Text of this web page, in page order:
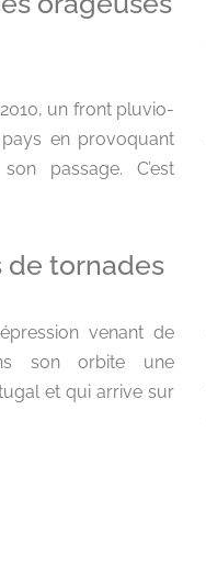
un front pluvio-
en provoquant
passage. C’est
de tornades
venant de
son orbite une
et qui arrive sur